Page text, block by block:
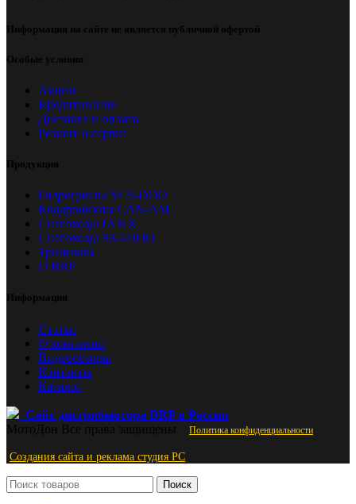
Информация на сайте не является публичной офертой
Особые условия
Акции
Кредитование
Доставка и оплата
Ремонт и сервис
Продукция
Гидроциклы SEA-DOO
Квадроциклы CAN-AM
Снегоходы LYNX
Снегоходы SKI-DOO
Трициклы
О BRP
Информация
Статьи
О компании
Видеообзоры
Контакты
Каталог
Сайт дистрибьютора BRP в России
МотоДон Все права защищены Политика конфиденциальности
Создания сайта и реклама студия PС
Поиск